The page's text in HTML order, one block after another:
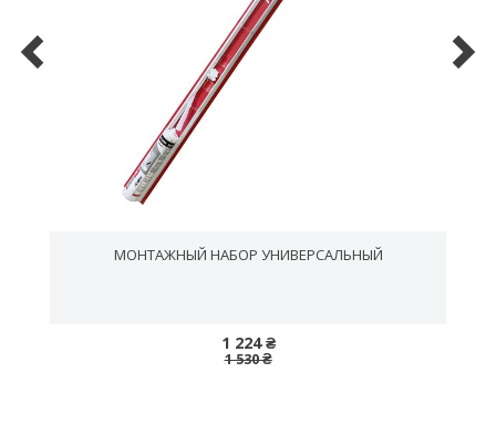
МОНТАЖНЫЙ НАБОР УНИВЕРСАЛЬНЫЙ
1 224 ₴
1 530 ₴